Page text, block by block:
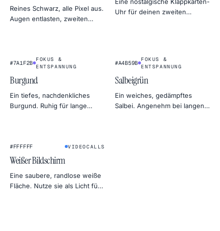
Reines Schwarz, alle Pixel aus.
Augen entlasten, zweiten
Uhr für deinen zweiten
#7A1F2B
FOKUS &
ENTSPANNUNG
Burgund
Ein tiefes, nachdenkliches
Burgund. Ruhig für lange
#A4B59B
FOKUS &
ENTSPANNUNG
Salbeigrün
Ein weiches, gedämpftes
Salbei. Angenehm bei langen
★
#FFFFFF VIDEOCALLS
Weißer Bildschirm
Eine saubere, randlose weiße
Fläche. Nutze sie als Licht für